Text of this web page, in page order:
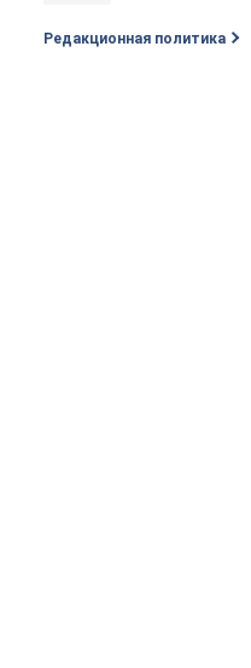
Редакционная политика